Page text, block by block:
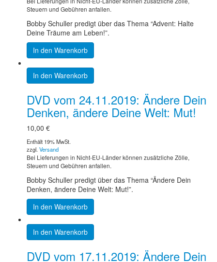
Steuern und Gebühren anfallen.
Bobby Schuller predigt über das Thema “Advent: Halte
Deine Träume am Leben!”.
In den Warenkorb
In den Warenkorb
DVD vom 24.11.2019: Ändere Dein
Denken, ändere Deine Welt: Mut!
10,00 €
Enthält 19% MwSt.
zzgl.Versand
Bei Lieferungen in Nicht-EU-Länder können zusätzliche Zölle,
Steuern und Gebühren anfallen.
Bobby Schuller predigt über das Thema “Ändere Dein
Denken, ändere Deine Welt: Mut!”.
In den Warenkorb
In den Warenkorb
DVD vom 17.11.2019: Ändere Dein